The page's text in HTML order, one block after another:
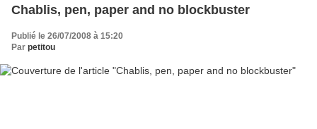
Chablis, pen, paper and no blockbuster
Publié le 26/07/2008 à 15:20
Par petitou